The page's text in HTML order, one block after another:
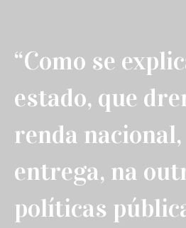
“Como se
estado, que
renda
entrega, na
políticas